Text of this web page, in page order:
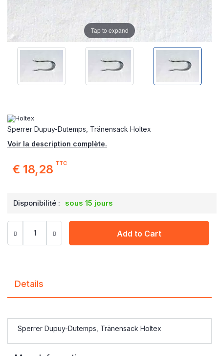
Sperrer Dupuy-Dutemps, Tränensack Holtex
Voir la description complète.
€ 18,28 TTC
Disponibilité : sous 15 jours
Add to Cart
Tap to expand
Details
Sperrer Dupuy-Dutemps, Tränensack Holtex